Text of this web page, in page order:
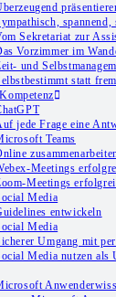
Sekretariat zur
Vorzimmer im
und
statt
jede Frage eine
Teams
Meetings
Meetings
Media
entwickeln
Media
Umgang mit
Media nutzen als